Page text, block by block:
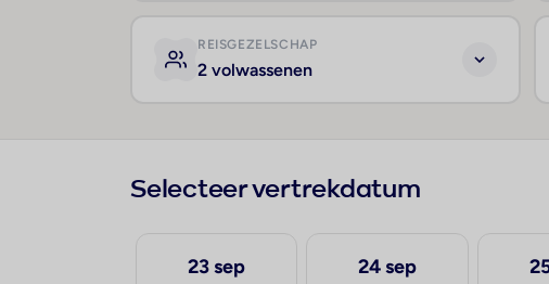
REISGEZELSCHAP
2 volwassenen
Selecteer vertrekdatum
23 sep 24 sep